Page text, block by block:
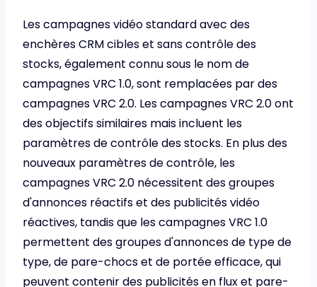
Les campagnes vidéo standard avec des
enchères CRM cibles et sans contrôle des
stocks, également connu sous le nom de
campagnes VRC 1.0, sont remplacées par des
campagnes VRC 2.0. Les campagnes VRC 2.0 ont
des objectifs similaires mais incluent les
paramètres de contrôle des stocks. En plus des
nouveaux paramètres de contrôle, les
campagnes VRC 2.0 nécessitent des groupes
d'annonces réactifs et des publicités vidéo
réactives, tandis que les campagnes VRC 1.0
permettent des groupes d'annonces de type de
type, de pare-chocs et de portée efficace, qui
peuvent contenir des publicités en flux et pare-